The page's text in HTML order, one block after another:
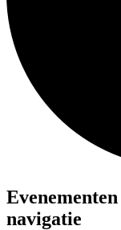
Evenementen
navigatie